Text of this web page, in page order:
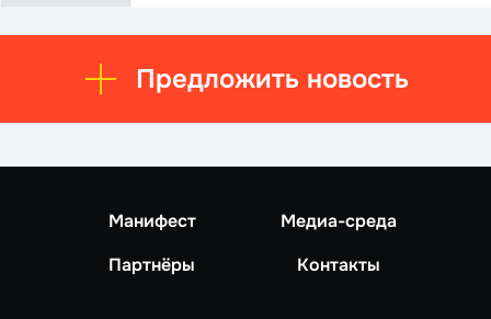
Предложить новость
Манифест
Медиа-среда
Партнёры
Контакты